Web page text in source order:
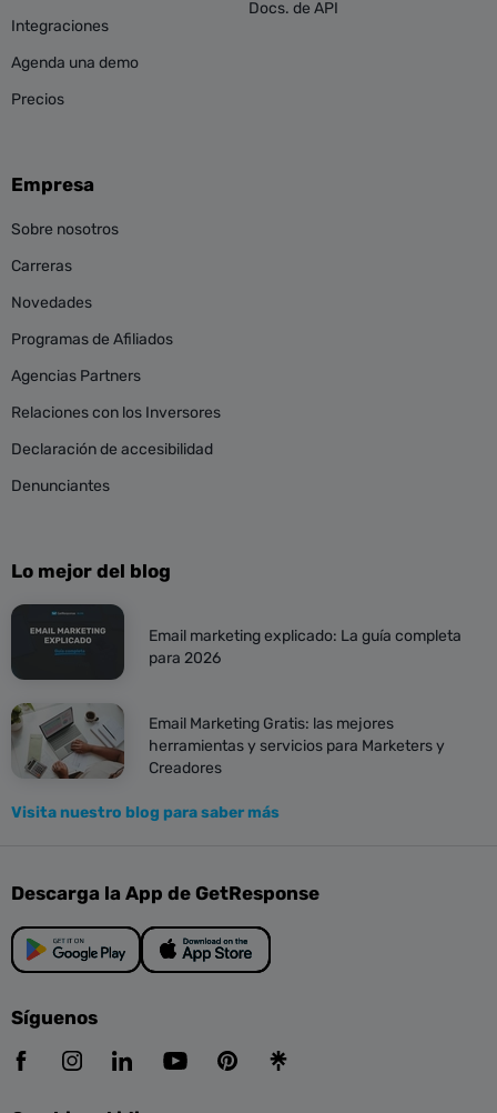
Integraciones
Agenda una demo
Precios
Docs. de API
Empresa
Sobre nosotros
Carreras
Novedades
Programas de Afiliados
Agencias Partners
Relaciones con los Inversores
Declaración de accesibilidad
Denunciantes
Lo mejor del blog
Email marketing explicado: La guía completa
para 2026
Email Marketing Gratis: las mejores
herramientas y servicios para Marketers y
Creadores
Visita nuestro blog para saber más
Descarga la App de GetResponse
Síguenos